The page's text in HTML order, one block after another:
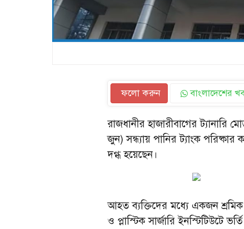
ফলো করুন বাংলাদেশের
রাজধানীর হাজারীবাগের
জুন) সন্ধ্যায় পানির ট্যাংক
দগ্ধ হয়েছেন।
আহত ব্যক্তিদের মধ্যে একজন শ্রমিক
ও প্লাস্টিক সার্জারি ইনস্টিটিউটে